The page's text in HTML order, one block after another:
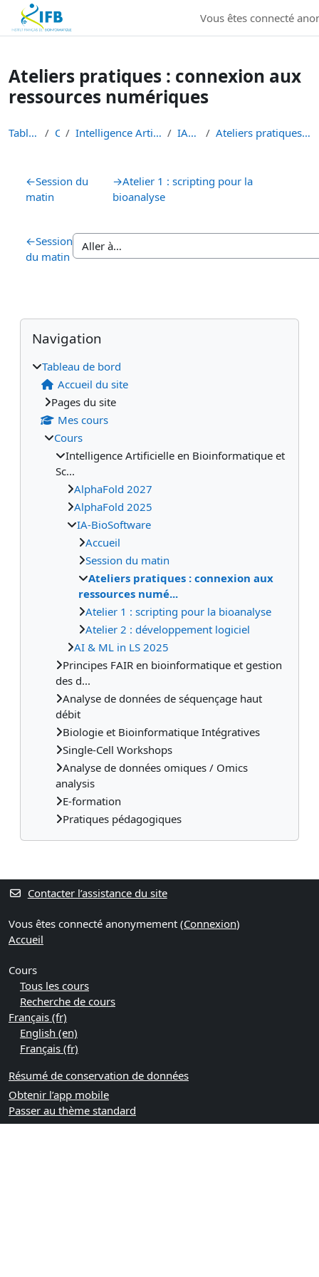
Institut Français de Bioinformatique - Les formations
Passer au contenu principal
Vous êtes connecté
Ateliers pratiques : connexion aux
ressources numériques
Tableau de bord Cours Intelligence Artificielle en Bioinformatique et Sc... IA-BioSoftware Ateliers pratiques : connexion aux ressources numé...
Résumé de section
←Session du
matin
→Atelier 1 : scripting pour la
bioanalyse
←Session
du matin
Blocs
Blocs supplémentaires
Passer Navigation
Navigation
Tableau de bord
Accueil du site
Pages du site
Mes cours
Cours
Intelligence Artificielle en Bioinformatique et
Sc...
AlphaFold 2027
AlphaFold 2025
IA-BioSoftware
Accueil
Session du matin
Ateliers pratiques : connexion aux
ressources numé...
Atelier 1 : scripting pour la bioanalyse
Atelier 2 : développement logiciel
AI & ML in LS 2025
Principes FAIR en bioinformatique et gestion
des d...
Analyse de données de séquençage haut
débit
Biologie et Bioinformatique Intégratives
Single-Cell Workshops
Analyse de données omiques / Omics
analysis
E-formation
Pratiques pédagogiques
Contacter l’assistance du site
Vous êtes connecté anonymement (Connexion)
Accueil
Cours
Tous les cours
Recherche de cours
Français ‎(fr)‎
English ‎(en)‎
Français ‎(fr)‎
Résumé de conservation de données
Obtenir l’app mobile
Passer au thème standard